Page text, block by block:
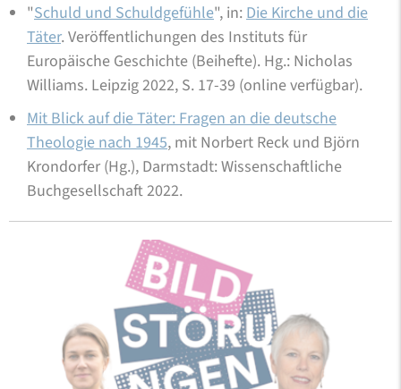
"Schuld und Schuldgefühle", in: Die Kirche und die
Täter. Veröffentlichungen des Instituts für
Europäische Geschichte (Beihefte). Hg.: Nicholas
Williams. Leipzig 2022, S. 17-39 (online verfügbar).
Mit Blick auf die Täter: Fragen an die deutsche
Theologie nach 1945, mit Norbert Reck und Björn
Krondorfer (Hg.), Darmstadt: Wissenschaftliche
Buchgesellschaft 2022.